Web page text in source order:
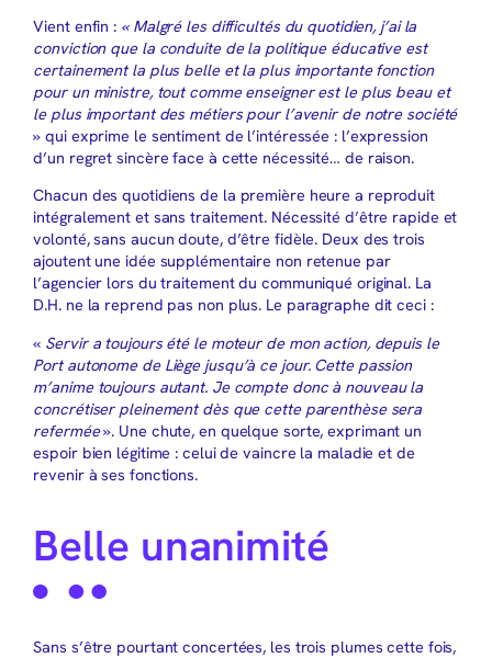
Vient enfin : « Malgré les difficultés du quotidien, j’ai la
conviction que la conduite de la politique éducative est
certainement la plus belle et la plus importante fonction
pour un ministre, tout comme enseigner est le plus beau et
le plus important des métiers pour l’avenir de notre société
» qui exprime le sentiment de l’intéressée : l’expression
d’un regret sincère face à cette nécessité… de raison.
Chacun des quotidiens de la première heure a reproduit
intégralement et sans traitement. Nécessité d’être rapide et
volonté, sans aucun doute, d’être fidèle. Deux des trois
ajoutent une idée supplémentaire non retenue par
l’agencier lors du traitement du communiqué original. La
D.H. ne la reprend pas non plus. Le paragraphe dit ceci :
« Servir a toujours été le moteur de mon action, depuis le
Port autonome de Liège jusqu’à ce jour. Cette passion
m’anime toujours autant. Je compte donc à nouveau la
concrétiser pleinement dès que cette parenthèse sera
refermée». Une chute, en quelque sorte, exprimant un
espoir bien légitime : celui de vaincre la maladie et de
revenir à ses fonctions.
Belle unanimité
Sans s’être pourtant concertées, les trois plumes cette fois,